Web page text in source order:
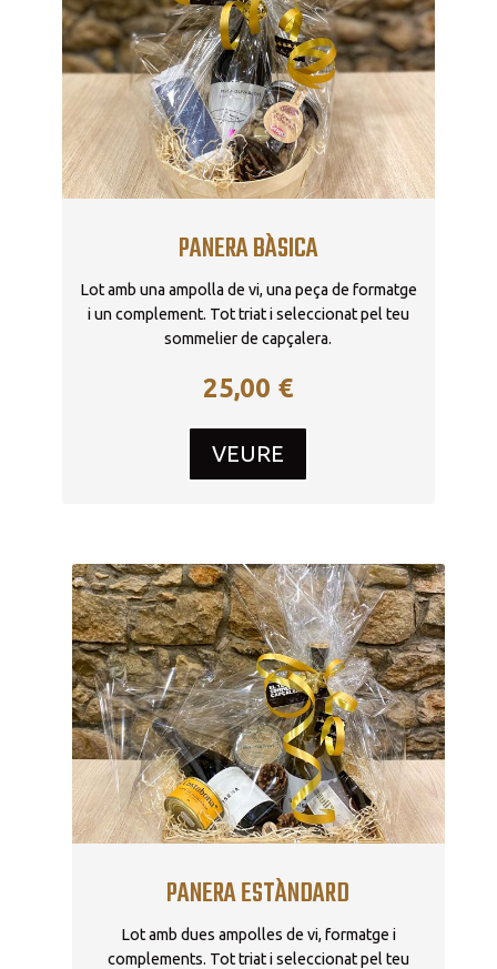
PANERA BÀSICA
Lot amb una ampolla de vi, una peça de formatge
i un complement. Tot triat i seleccionat pel teu
sommelier de capçalera.
25,00 €
VEURE
PANERA ESTÀNDARD
Lot amb dues ampolles de vi, formatge i
complements. Tot triat i seleccionat pel teu